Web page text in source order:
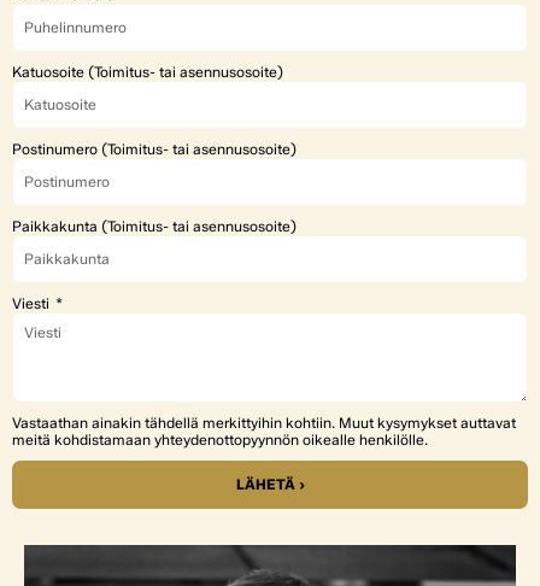
Katuosoite (Toimitus- tai asennusosoite)
Postinumero (Toimitus- tai asennusosoite)
Paikkakunta (Toimitus- tai asennusosoite)
Viesti
Vastaathan ainakin tähdellä merkittyihin kohtiin. Muut kysymykset auttavat
meitä kohdistamaan yhteydenottopyynnön oikealle henkilölle.
LÄHETÄ ›